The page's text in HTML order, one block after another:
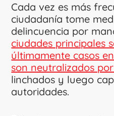
Cada vez es más
ciudadanía tome
delincuencia por
ciudades principales
últimamente casos
son neutralizados
linchados y luego
autoridades.